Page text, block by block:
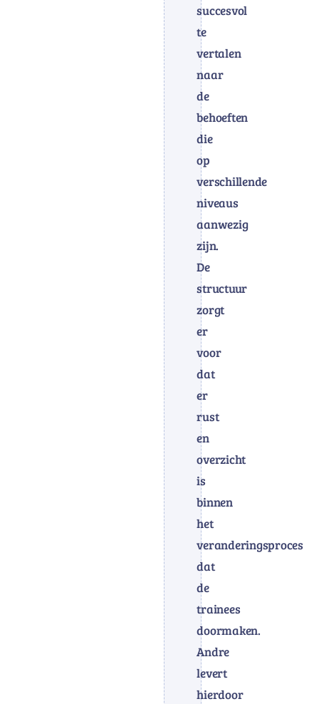
succesvol
te
vertalen
naar
de
behoeften
die
op
verschillende
niveaus
aanwezig
zijn.
De
structuur
zorgt
er
voor
dat
er
rust
en
overzicht
is
binnen
het
veranderingsproces
dat
de
trainees
doormaken.
Andre
levert
hierdoor